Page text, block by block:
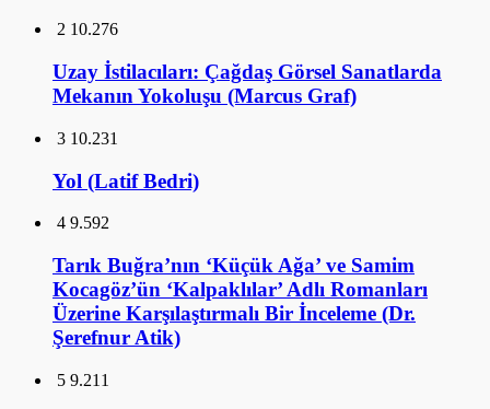
2 10.276
Uzay İstilacıları: Çağdaş Görsel Sanatlarda
Mekanın Yokoluşu (Marcus Graf)
3 10.231
Yol (Latif Bedri)
4 9.592
Tarık Buğra’nın ‘Küçük Ağa’ ve Samim
Kocagöz’ün ‘Kalpaklılar’ Adlı Romanları
Üzerine Karşılaştırmalı Bir İnceleme (Dr.
Şerefnur Atik)
5 9.211